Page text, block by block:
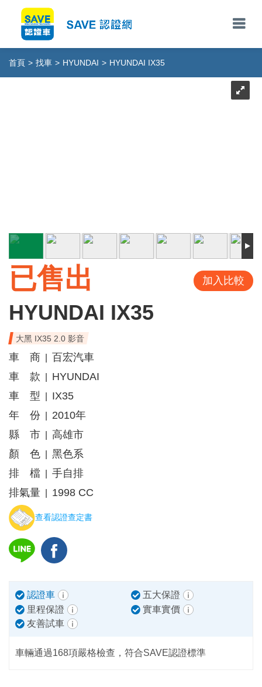
首頁 > 找車 > HYUNDAI > HYUNDAI IX35
已售出 加入比較
HYUNDAI IX35
大黑 IX35 2.0 影音
車 商
百宏汽車
車 款
HYUNDAI
車 型
IX35
年 份
2010年
縣 市
高雄市
顏 色
黑色系
排 檔
手自排
排氣量
1998 CC
查看認證查定書
認證車
五大保證
里程保證
實車實價
友善試車
車輛通過168項嚴格檢查，符合SAVE認證標準